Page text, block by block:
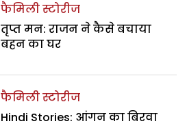
फैमिली स्टोरीज
तृप्त मन: राजन ने कैसे बचाया
बहन का घर
फैमिली स्टोरीज
Hindi Stories: आंगन का बिरवा